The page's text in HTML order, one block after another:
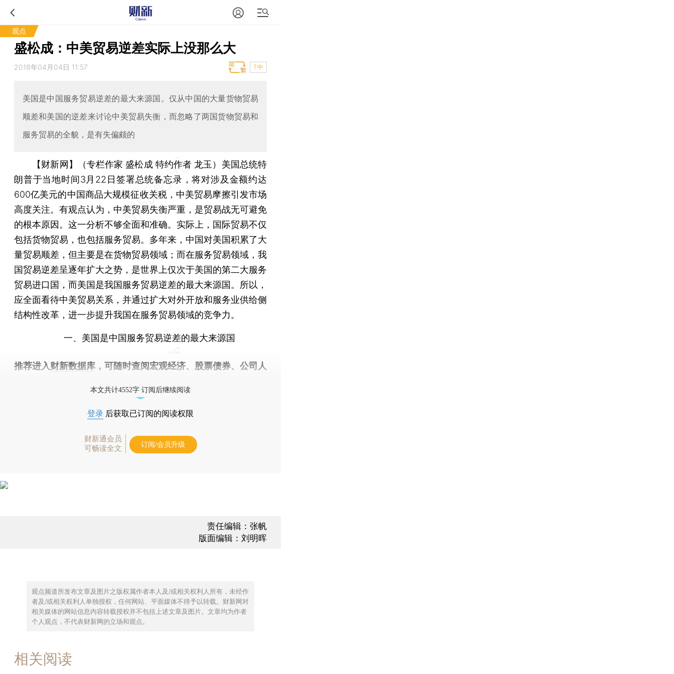
观点
盛松成：中美贸易逆差实际上没那么大
2018年04月04日 11:57 T中
美国是中国服务贸易逆差的最大来源国。仅从中国的大量货物贸易
顺差和美国的逆差来讨论中美贸易失衡，而忽略了两国货物贸易和
服务贸易的全貌，是有失偏颇的
【财新网】（专栏作家 盛松成 特约作者 龙玉） 美国总统特
朗普于当地时间3月22日签署总统备忘录，将对涉及金额约达
600亿美元的中国商品大规模征收关税，中美贸易摩擦引发市场
高度关注。有观点认为，中美贸易失衡严重，是贸易战无可避免
的根本原因。这一分析不够全面和准确。实际上，国际贸易不仅
包括货物贸易，也包括服务贸易。多年来，中国对美国积累了大
量贸易顺差，但主要是在货物贸易领域；而在服务贸易领域，我
国贸易逆差呈逐年扩大之势，是世界上仅次于美国的第二大服务
贸易进口国，而美国是我国服务贸易逆差的最大来源国。所以，
应全面看待中美贸易关系，并通过扩大对外开放和服务业供给侧
结构性改革，进一步提升我国在服务贸易领域的竞争力。
一、美国是中国服务贸易逆差的最大来源国
推荐进入财新数据库 ，可随时查阅宏观经济、股票债券、公司人
本文共计4552字 订阅后继续阅读
登录 后获取已订阅的阅读权限
财新通会员
可畅读全文
订阅/会员升级
责任编辑：张帆
版面编辑：刘明晖
观点频道所发布文章及图片之版权属作者本人及/或相关权利人所有，未经作
者及/或相关权利人单独授权，任何网站、平面媒体不得予以转载。财新网对
相关媒体的网站信息内容转载授权并不包括上述文章及图片。文章均为作者
个人观点，不代表财新网的立场和观点。
相关阅读